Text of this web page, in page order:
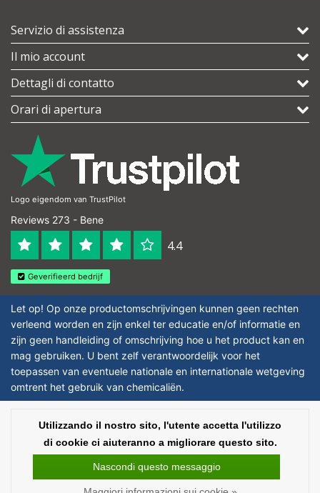
Servizio di assistenza
Il mio account
Dettagli di contatto
Orari di apertura
Logo eigendom van TrustPilot
Reviews 273 - Bene
4.4
Geverifieerd bedrijf
Let op! Op onze productomschrijvingen kunnen geen rechten
verleend worden en zijn enkel ter educatie en/of informatie en
zijn geen handleiding of omschrijving hoe u het product kan en
mag gebruiken. U bent zelf verantwoordelijk voor het
toepassen van eventuele nationale en internationale wetgeving
omtrent het gebruik van chemicaliën.
bassi - All rights reserved - Theme byInStijl Media | Tutti i prezzi sono al
netto delle imposte
Utilizzando il nostro sito, l'utente accetta l'utilizzo
di cookie ci aiuteranno a migliorare questo sito.
Nascondi questo messaggio